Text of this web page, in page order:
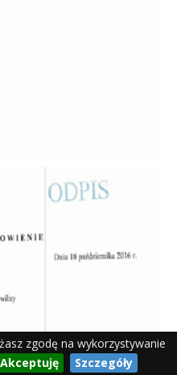
zgodę na wykorzystywanie
Akceptuję Szczegóły